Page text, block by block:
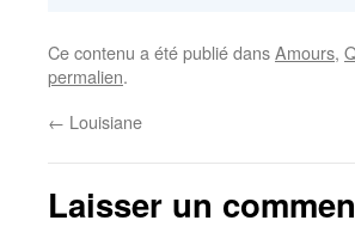
Ce contenu a été publié dansAmours,
permalien.
← Louisiane
Laisser un